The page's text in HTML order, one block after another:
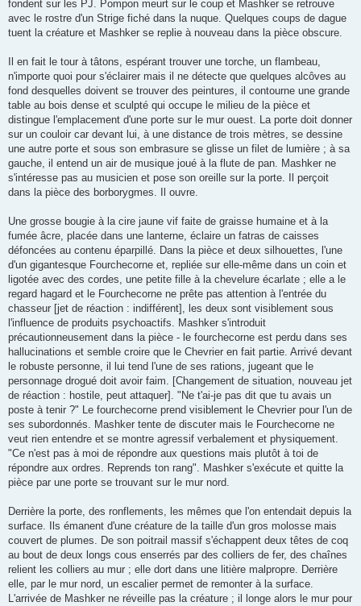
fondent sur les PJ. Pompon meurt sur le coup et Mashker se retrouve
avec le rostre d'un Strige fiché dans la nuque. Quelques coups de dague
tuent la créature et Mashker se replie à nouveau dans la pièce obscure.
Il en fait le tour à tâtons, espérant trouver une torche, un flambeau,
n'importe quoi pour s'éclairer mais il ne détecte que quelques alcôves au
fond desquelles doivent se trouver des peintures, il contourne une grande
table au bois dense et sculpté qui occupe le milieu de la pièce et
distingue l'emplacement d'une porte sur le mur ouest. La porte doit donner
sur un couloir car devant lui, à une distance de trois mètres, se dessine
une autre porte et sous son embrasure se glisse un filet de lumière ; à sa
gauche, il entend un air de musique joué à la flute de pan. Mashker ne
s'intéresse pas au musicien et pose son oreille sur la porte. Il perçoit
dans la pièce des borborygmes. Il ouvre.
Une grosse bougie à la cire jaune vif faite de graisse humaine et à la
fumée âcre, placée dans une lanterne, éclaire un fatras de caisses
défoncées au contenu éparpillé. Dans la pièce et deux silhouettes, l'une
d'un gigantesque Fourchecorne et, repliée sur elle-même dans un coin et
ligotée avec des cordes, une petite fille à la chevelure écarlate ; elle a le
regard hagard et le Fourchecorne ne prête pas attention à l'entrée du
chasseur [jet de réaction : indifférent], les deux sont visiblement sous
l'influence de produits psychoactifs. Mashker s'introduit
précautionneusement dans la pièce - le fourchecorne est perdu dans ses
hallucinations et semble croire que le Chevrier en fait partie. Arrivé devant
le robuste personne, il lui tend l'une de ses rations, jugeant que le
personnage drogué doit avoir faim. [Changement de situation, nouveau jet
de réaction : hostile, peut attaquer]. "Ne t'ai-je pas dit que tu avais un
poste à tenir ?" Le fourchecorne prend visiblement le Chevrier pour l'un de
ses subordonnés. Mashker tente de discuter mais le Fourchecorne ne
veut rien entendre et se montre agressif verbalement et physiquement.
"Ce n'est pas à moi de répondre aux questions mais plutôt à toi de
répondre aux ordres. Reprends ton rang". Mashker s'exécute et quitte la
pièce par une porte se trouvant sur le mur nord.
Derrière la porte, des ronflements, les mêmes que l'on entendait depuis la
surface. Ils émanent d'une créature de la taille d'un gros molosse mais
couvert de plumes. De son poitrail massif s'échappent deux têtes de coq
au bout de deux longs cous enserrés par des colliers de fer, des chaînes
relient les colliers au mur ; elle dort dans une litière malpropre. Derrière
elle, par le mur nord, un escalier permet de remonter à la surface.
L'arrivée de Mashker ne réveille pas la créature ; il longe alors le mur pour